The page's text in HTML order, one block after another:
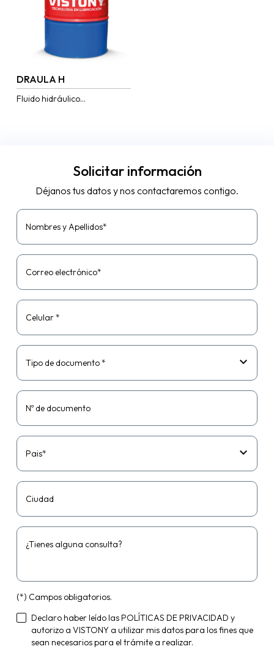
DRAULA H
Fluido hidráulico
Solicitar información
Déjanos tus datos y nos contactaremos contigo.
Nombres y Apellidos*
Correo electrónico*
Celular *
Tipo de documento *
Nº de documento
Pais*
Ciudad
¿Tienes alguna consulta?
(*) Campos obligatorios.
Declaro haber leído lasPOLÍTICAS DE PRIVACIDAD y
autorizo a VISTONY a utilizar mis datos para los fines que
sean necesarios para el trámite a realizar.